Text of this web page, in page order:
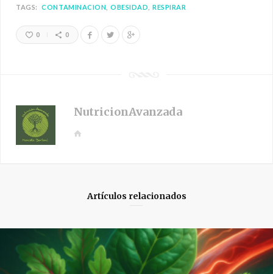
TAGS: CONTAMINACION OBESIDAD RESPIRAR
0 0
NutricionAvanzada
W
Artículos relacionados